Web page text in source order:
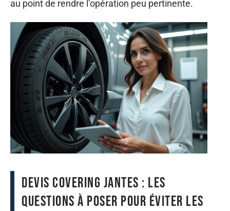
au point de rendre l’opération peu pertinente.
Devis covering jantes : les
questions à poser pour éviter les